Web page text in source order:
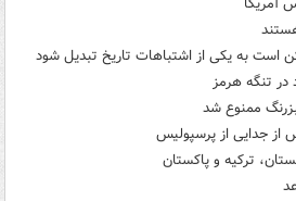
است به یکی از اشتباهات تاریخ تبدیل شود
تنگه هرمز
ممنوع شد
جدایی از پرسپولیس
ترکیه و پاکستان